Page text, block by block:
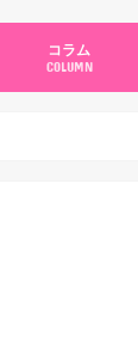
コラム
COLUMN